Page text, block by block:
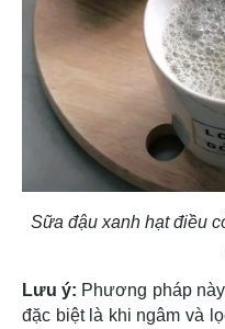
Sữa đậu xanh hạt điều
Lưu ý: Phương pháp
đặc biệt là khi ngâm và